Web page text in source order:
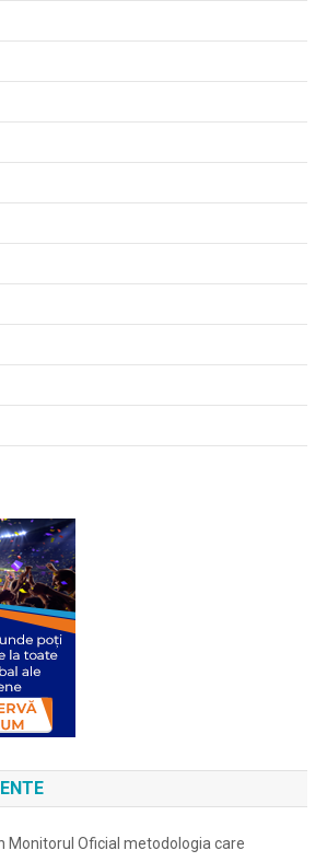
Monitorul Oficial metodologia care